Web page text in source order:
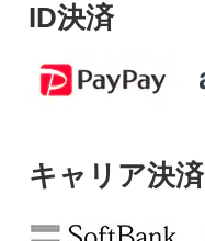
ID決済
キャリア決済